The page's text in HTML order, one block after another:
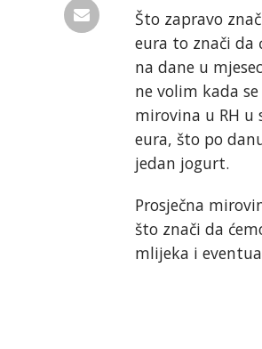
Što zapravo
eura to znači da
na dane u
ne volim kada
mirovina u RH u
eura, što po
jedan jogurt.
Prosječna
što znači da
mlijeka i